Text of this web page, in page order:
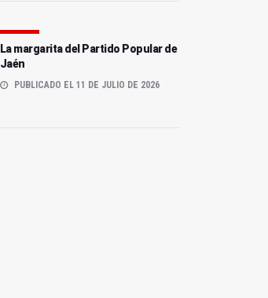
La margarita del Partido Popular de
Jaén
PUBLICADO EL 11 DE JULIO DE 2026